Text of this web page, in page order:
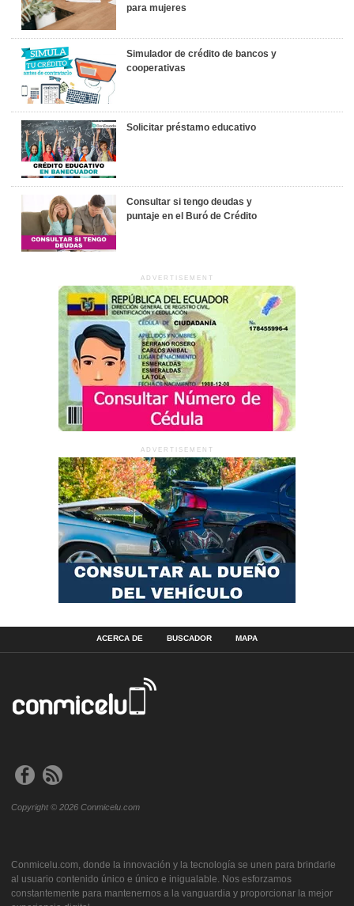
para mujeres
Simulador de crédito de bancos y
cooperativas
Solicitar préstamo educativo
Consultar si tengo deudas y
puntaje en el Buró de Crédito
ADVERTISEMENT
ADVERTISEMENT
ACERCA DE BUSCADOR MAPA
Copyright © 2026 Conmicelu.com
Conmicelu.com, donde la innovación y la tecnología se unen para brindarle
al usuario contenido único e único e inigualable. Nos esforzamos
constantemente para mantenernos a la vanguardia y proporcionar la mejor